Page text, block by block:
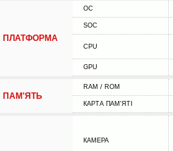
ПЛАТФОРМА
ОС
SOC
CPU
GPU
ПАМ'ЯТЬ
RAM / ROM
КАРТА ПАМ'ЯТІ
КАМЕРА